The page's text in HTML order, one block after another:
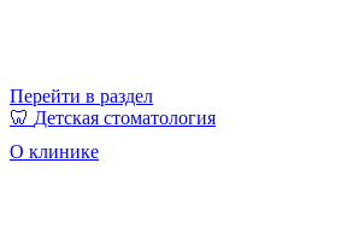
Перейти в раздел
🦷 Детская стоматология
О клинике